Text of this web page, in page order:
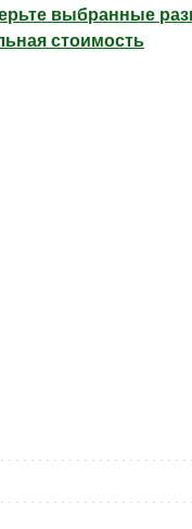
выбранные
стоимость